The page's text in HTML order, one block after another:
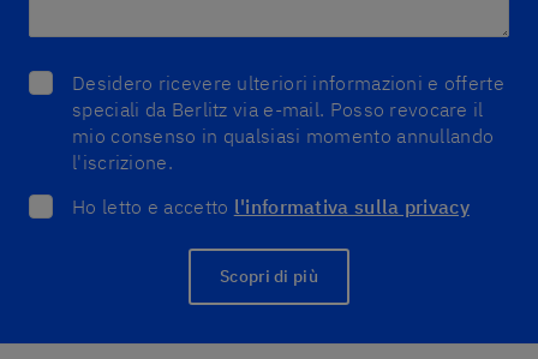
Desidero ricevere ulteriori informazioni e offerte
speciali da Berlitz via e-mail. Posso revocare il
mio consenso in qualsiasi momento annullando
l'iscrizione.
Ho letto e accetto l'informativa sulla privacy
Scopri di più